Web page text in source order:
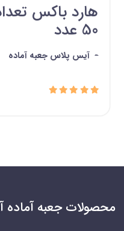
هارد باکس
50 عدد
- آیس پلاس جعبه آماده
محصولات جعبه